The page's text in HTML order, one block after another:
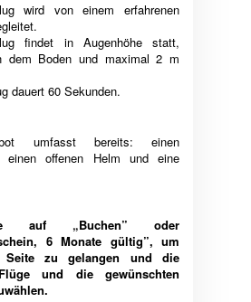
wird von einem erfahrenen
findet in Augenhöhe statt,
dem Boden und maximal 2 m
dauert 60 Sekunden.
umfasst bereits: einen
einen offenen Helm und eine
auf „Buchen” oder
6 Monate gültig”, um
Seite zu gelangen und die
und die gewünschten